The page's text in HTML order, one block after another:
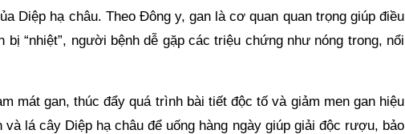
Diệp hạ châu. Theo Đông y, gan là cơ quan quan trọng giúp điều
“nhiệt”, người bệnh dễ gặp các triệu chứng như nóng trong, nổi
mát gan, thúc đẩy quá trình bài tiết độc tố và giảm men gan hiệu
lá cây Diệp hạ châu để uống hàng ngày giúp giải độc rượu, bảo